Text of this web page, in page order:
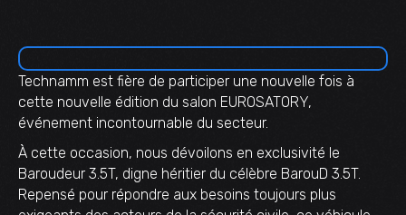
Technamm est fière de participer une nouvelle fois à
cette nouvelle édition du salon EUROSATORY,
événement incontournable du secteur.
À cette occasion, nous dévoilons en exclusivité le
Baroudeur 3.5T, digne héritier du célèbre BarouD 3.5T.
Repensé pour répondre aux besoins toujours plus